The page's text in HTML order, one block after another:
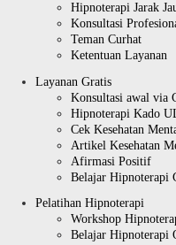
Hipnoterapi Jarak
Konsultasi
Teman Curhat
Ketentuan Layanan
Layanan Gratis
Konsultasi awal via
Hipnoterapi Kado
Cek Kesehatan
Artikel Kesehatan
Afirmasi Positif
Belajar Hipnoterapi
Pelatihan Hipnoterapi
Workshop
Belajar Hipnoterapi